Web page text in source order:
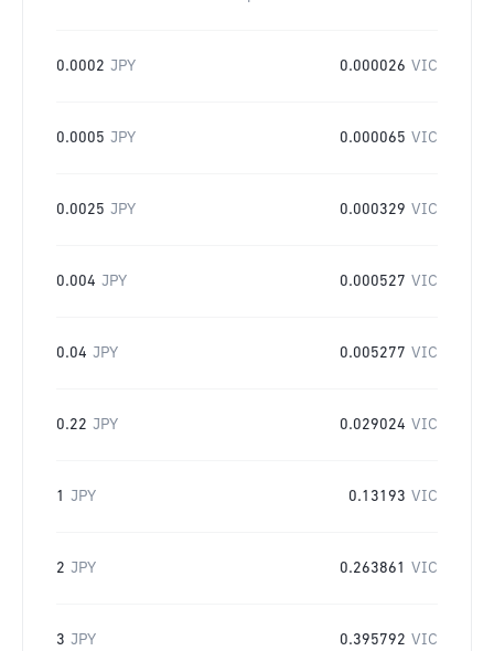
0.0002 JPY 0.000026 VIC
0.0005 JPY 0.000065 VIC
0.0025 JPY 0.000329 VIC
0.004 JPY 0.000527 VIC
0.04 JPY 0.005277 VIC
0.22 JPY 0.029024 VIC
1 JPY 0.13193 VIC
2 JPY 0.263861 VIC
3 JPY 0.395792 VIC